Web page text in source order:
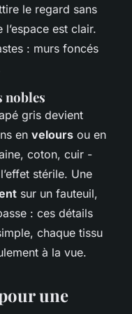
le regard sans
est clair.
: murs foncés
nobles
gris devient
en velours ou en
coton, cuir -
stérile. Une
sur un fauteuil,
: ces détails
chaque tissu
à la vue.
une